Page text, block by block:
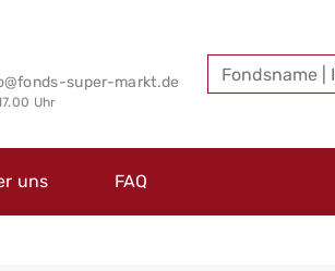
super-markt.de
Uhr
uns FAQ